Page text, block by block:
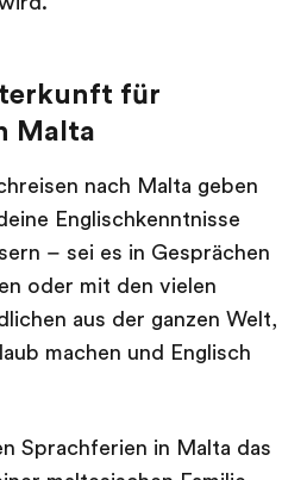
für
Malta
nach Malta geben
Englischkenntnisse
– sei es in Gesprächen
oder mit den vielen
aus der ganzen Welt,
machen und Englisch
Sprachferien in Malta das